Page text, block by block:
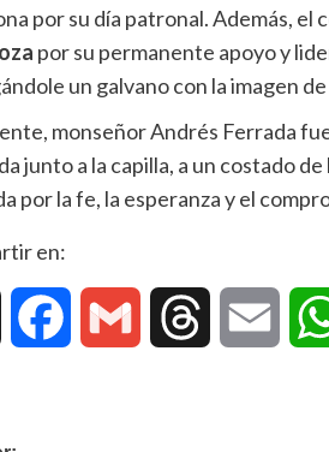
por su día patronal. Además, el
por su permanente apoyo y
un galvano con la imagen
monseñor Andrés Ferrada
junto a la capilla, a un costado
por la fe, la esperanza y el
en:
Facebook Gmail Threads Email